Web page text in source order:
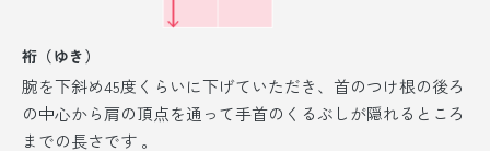
裄（ゆき）
腕を下斜め45度くらいに下げていただき、首のつけ根の後ろ
の中心から肩の頂点を通って手首のくるぶしが隠れるところ
までの長さです 。